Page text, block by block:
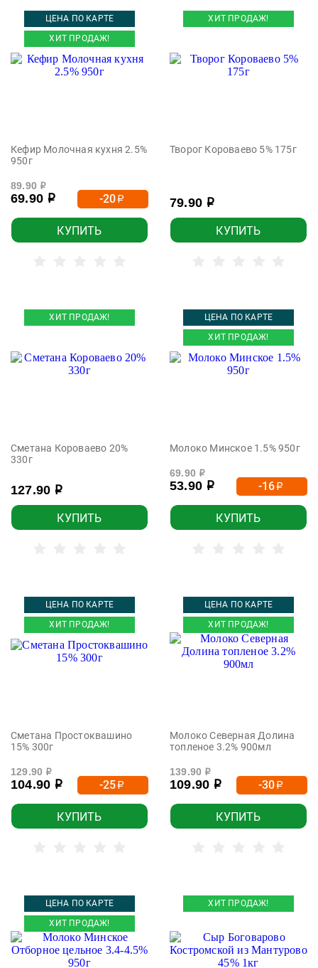
ЦЕНА ПО КАРТЕ
ХИТ ПРОДАЖ!
Кефир Молочная кухня 2.5%
950г
89.90 р
69.90 р -20р
КУПИТЬ
ХИТ ПРОДАЖ!
Творог Короваево 5% 175г
79.90 р
КУПИТЬ
ХИТ ПРОДАЖ!
Сметана Короваево 20%
330г
127.90 р
КУПИТЬ
ЦЕНА ПО КАРТЕ
ХИТ ПРОДАЖ!
Молоко Минское 1.5% 950г
69.90 р
53.90 р -16р
КУПИТЬ
ЦЕНА ПО КАРТЕ
ХИТ ПРОДАЖ!
Сметана Простоквашино
15% 300г
129.90 р
104.90 р -25р
КУПИТЬ
ЦЕНА ПО КАРТЕ
ХИТ ПРОДАЖ!
Молоко Северная Долина
топленое 3.2% 900мл
139.90 р
109.90 р -30р
КУПИТЬ
ЦЕНА ПО КАРТЕ
ХИТ ПРОДАЖ!
ХИТ ПРОДАЖ!